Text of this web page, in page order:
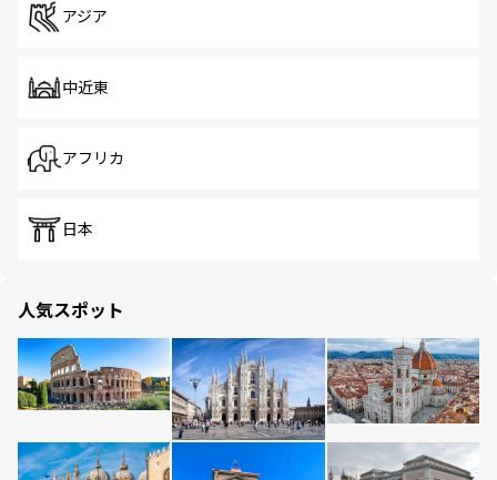
アジア
中近東
アフリカ
日本
人気スポット